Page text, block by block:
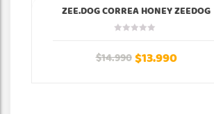
ZEE.DOG CORREA HONEY ZEEDOG
$14.990$13.990